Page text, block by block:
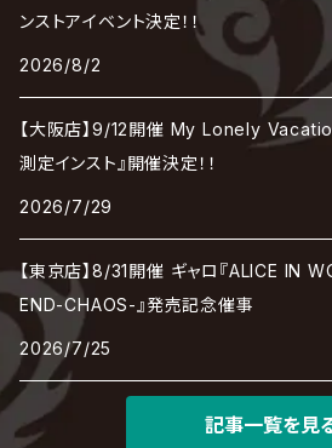
umbrella
Janne Da Arc
sugar
Jupiter
JILUKA
JILS
SHIN
DEZERT
deadman
DEVILOOF
DuelJewel
D'ERLANGER
電脳ヒメカ
Blu-BiLLioN
BULL FIELD
BREAKERZ
BLAZE
The Brow Beat
The Benjamin
THE MADNA
MAMA.
まみれた / MAMIRETA
MALICE MIZER
LAB.THE BASEMENT / ラボ ザ ベヰスメント
LIBRAVEL / リブラヴェル
Lill
RE:INa
REIGN
RAZOR
LSN / The LEGENDARY SIX NINE
ロマン急行
ンストアイベント決定！！
2026/8/2
【大阪店】9/12開催 My Lonely
測定インスト』開催決定！！
2026/7/29
【東京店】8/31開催 ギャロ『ALICE IN
END-CHAOS-』発売記念催事
2026/7/25
記事一覧を見